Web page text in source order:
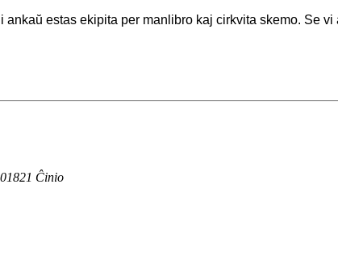
estas ekipita per manlibro kaj cirkvita skemo. Se
Ĉinio